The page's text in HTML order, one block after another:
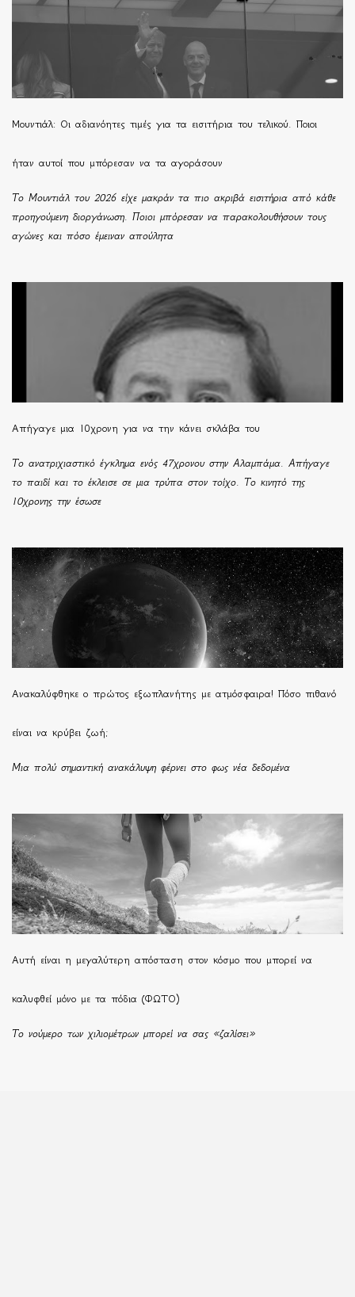
Μουντιάλ: Οι αδιανόητες τιμές για τα εισιτήρια του τελικού. Ποιοι
ήταν αυτοί που μπόρεσαν να τα αγοράσουν
Το Μουντιάλ του 2026 είχε μακράν τα πιο ακριβά εισιτήρια από κάθε
προηγούμενη διοργάνωση. Ποιοι μπόρεσαν να παρακολουθήσουν τους
αγώνες και πόσο έμειναν απούλητα
Απήγαγε μια 10χρονη για να την κάνει σκλάβα του
Το ανατριχιαστικό έγκλημα ενός 47χρονου στην Αλαμπάμα. Απήγαγε
το παιδί και το έκλεισε σε μια τρύπα στον τοίχο. Το κινητό της
10χρονης την έσωσε
Ανακαλύφθηκε ο πρώτος εξωπλανήτης με ατμόσφαιρα! Πόσο πιθανό
είναι να κρύβει ζωή;
Μια πολύ σημαντική ανακάλυψη φέρνει στο φως νέα δεδομένα
Αυτή είναι η μεγαλύτερη απόσταση στον κόσμο που μπορεί να
καλυφθεί μόνο με τα πόδια (ΦΩΤΟ)
Το νούμερο των χιλιομέτρων μπορεί να σας «ζαλίσει»